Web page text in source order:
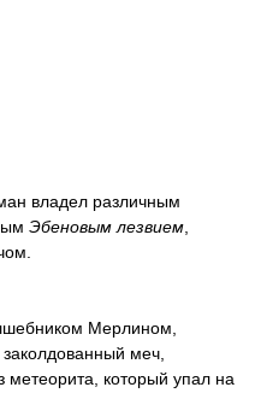
владел различным
Эбеновым лезвием
Мерлином,
меч,
который упал на